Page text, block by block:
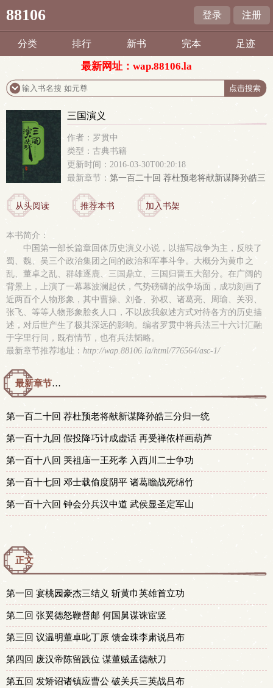
88106 登录 注册
分类 排行 新书 完本 足迹
最新网址：wap.88106.la
三国演义
作者：罗贯中
类型：古典书籍
更新时间：2016-03-30T00:20:18
最新章节： 第一百二十回 荐杜预老将献新谋降孙皓三
分归一统
从头阅读
推荐本书 加入书架
本书简介：
中国第一部长篇章回体历史演义小说，以描写战争为主，反映了
蜀、魏、吴三个政治集团之间的政治和军事斗争。大概分为黄巾之
乱、董卓之乱、群雄逐鹿、三国鼎立、三国归晋五大部分。在广阔的
背景上，上演了一幕幕波澜起伏，气势磅礴的战争场面，成功刻画了
近两百个人物形象，其中曹操、刘备、孙权、诸葛亮、周瑜、关羽、
张飞、等等人物形象脍炙人口，不以敌我叙述方式对待各方的历史描
述，对后世产生了极其深远的影响。编者罗贯中将兵法三十六计汇融
于字里行间，既有情节，也有兵法韬略。
最新章节推荐地址： http://wap.88106.la/html/776564/asc-1/
最新章节预览 更新时间：2016-03-30T00:20:18
第一百二十回 荐杜预老将献新谋降孙皓三分归一统
第一百十九回 假投降巧计成虚话 再受禅依样画葫芦
第一百十八回 哭祖庙一王死孝 入西川二士争功
第一百十七回 邓士载偷度阴平 诸葛瞻战死绵竹
第一百十六回 钟会分兵汉中道 武侯显圣定军山
正文
第一回 宴桃园豪杰三结义 斩黄巾英雄首立功
第二回 张翼德怒鞭督邮 何国舅谋诛宦竖
第三回 议温明董卓叱丁原 馈金珠李肃说吕布
第四回 废汉帝陈留践位 谋董贼孟德献刀
第五回 发矫诏诸镇应曹公 破关兵三英战吕布